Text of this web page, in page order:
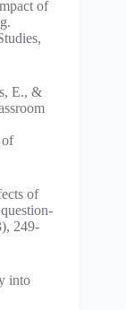
of
E., &
of
of
249-
into